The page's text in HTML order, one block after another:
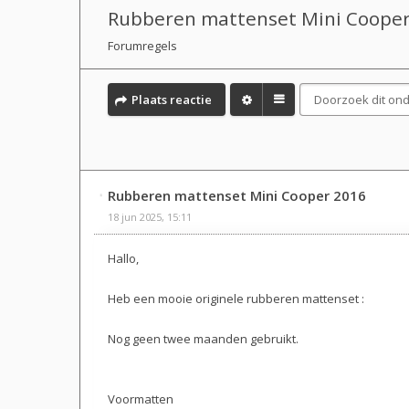
Rubberen mattenset Mini
Forumregels
Plaats reactie
Rubberen mattenset Mini Cooper 2016
18 jun 2025, 15:11
Hallo,
Heb een mooie originele rubberen mattenset :
Nog geen twee maanden gebruikt.
Voormatten